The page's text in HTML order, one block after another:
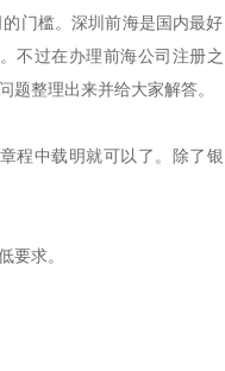
门槛。深圳前海是国内最好
不过在办理前海公司注册之
整理出来并给大家解答。
程中载明就可以了。除了银
求。